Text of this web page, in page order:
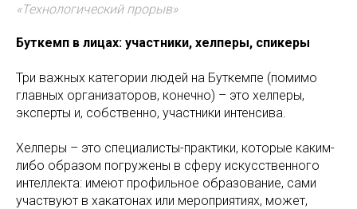
«Технологический прорыв»
Буткемп в лицах: участники, хелперы, спикеры
Три важных категории людей на Буткемпе (помимо
главных организаторов, конечно) – это хелперы,
эксперты и, собственно, участники интенсива.
Хелперы – это специалисты-практики, которые каким-
либо образом погружены в сферу искусственного
интеллекта: имеют профильное образование, сами
участвуют в хакатонах или мероприятиях, может,